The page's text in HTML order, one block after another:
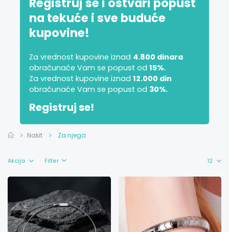
na tekuće i sve buduće
kupovine!
Za vrednost kupovine iznad 4.800 dinara
obračunaće Vam se popust od 15%.
Za vrednost kupovine iznad 12.000 din
obračunaće Vam se popust od 30%.
Registruj se!
Nakit Za njega
Filter